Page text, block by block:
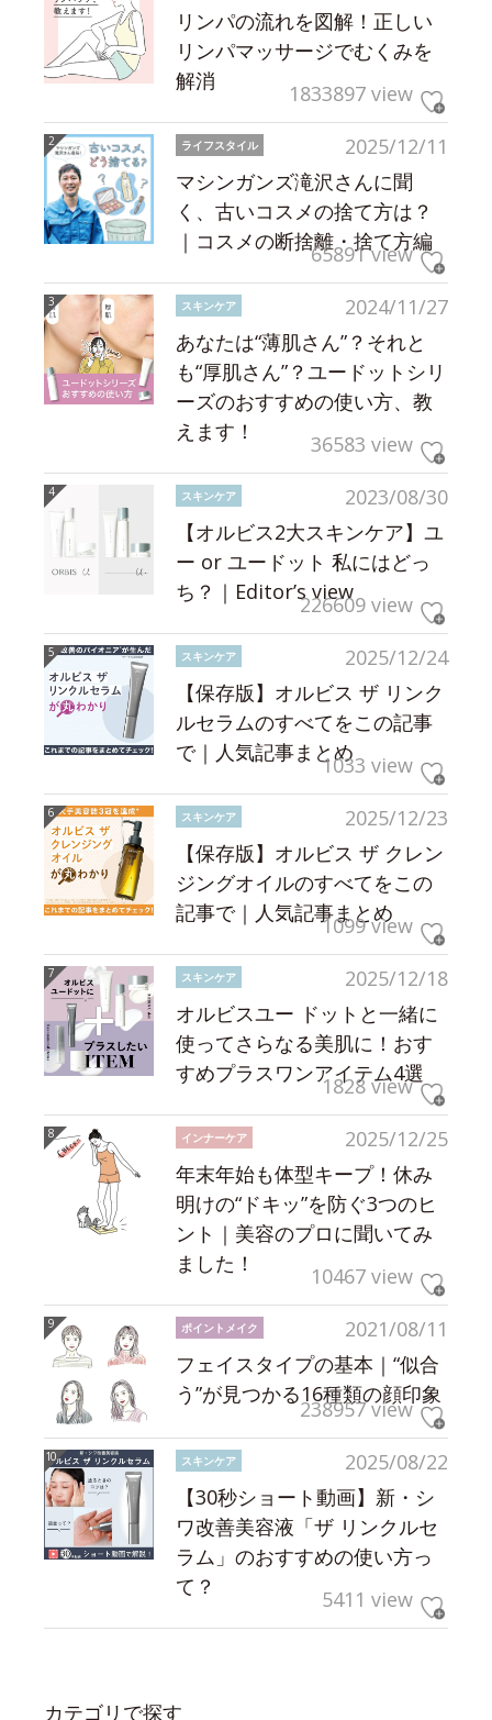
リンパの流れを図解！正しい
リンパマッサージでむくみを
解消
1833897 view
2025/12/11
ライフスタイル
マシンガンズ滝沢さんに聞
く、古いコスメの捨て方は？
｜コスメの断捨離・捨て方編
65891 view
2024/11/27
スキンケア
あなたは“薄肌さん”？それと
も“厚肌さん”？ユードットシリ
ーズのおすすめの使い方、教
えます！
36583 view
2023/08/30
スキンケア
【オルビス2大スキンケア】ユ
ー or ユードット 私にはどっ
ち？｜Editor’s view226609 view
2025/12/24
スキンケア
【保存版】オルビス ザ リンク
ルセラムのすべてをこの記事
で｜人気記事まとめ1033 view
2025/12/23
スキンケア
【保存版】オルビス ザ クレン
ジングオイルのすべてをこの
記事で｜人気記事まとめ
1099 view
2025/12/18
スキンケア
オルビスユー ドットと一緒に
使ってさらなる美肌に！おす
すめプラスワンアイテム4選
1828 view
2025/12/25
インナーケア
年末年始も体型キープ！休み
明けの“ドキッ”を防ぐ3つのヒ
ント｜美容のプロに聞いてみ
ました！
10467 view
2021/08/11
ポイントメイク
フェイスタイプの基本｜“似合
う”が見つかる16種類の顔印象
238957 view
2025/08/22
スキンケア
【30秒ショート動画】新・シ
ワ改善美容液「ザ リンクルセ
ラム」のおすすめの使い方っ
て？
5411 view
カテゴリで探す